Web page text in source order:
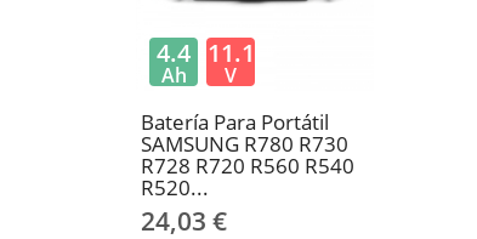
Batería Para Portátil
SAMSUNG R780 R730
R728 R720 R560 R540
R520...
24,03 €
4.4
Ah
11.1
V